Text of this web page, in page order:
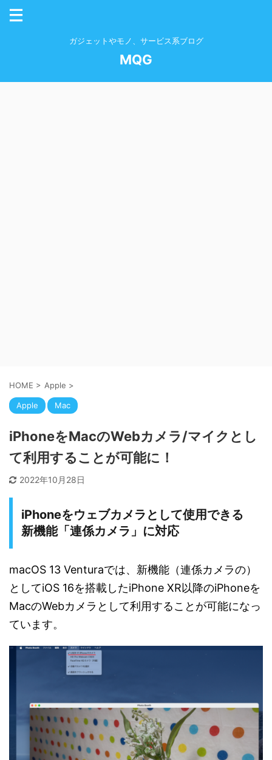
ガジェットやモノ、サービス系ブログ
MQG
HOME > Apple >
Apple Mac
iPhoneをMacのWebカメラ/マイクとし
て利用することが可能に！
2022年10月28日
iPhoneをウェブカメラとして使用できる
新機能「連係カメラ」に対応
macOS 13 Venturaでは、新機能（連係カメラの）
としてiOS 16を搭載したiPhone XR以降のiPhoneを
MacのWebカメラとして利用することが可能になっ
ています。